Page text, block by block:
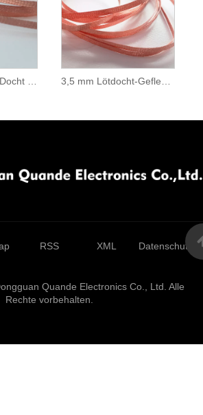
RSS XML
Quande Electronics Co., Ltd. Alle
Rechte vorbehalten.